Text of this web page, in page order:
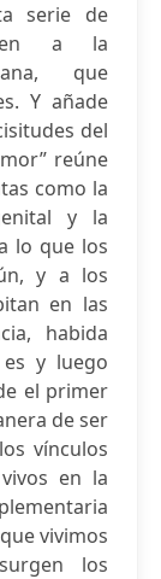
serie de
a la
que
Y añade
del
reúne
como la
y la
lo que los
y a los
en las
habida
y luego
el primer
de ser
vínculos
en la
vivimos
los